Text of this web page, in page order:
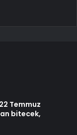
Temmuz
bitecek,